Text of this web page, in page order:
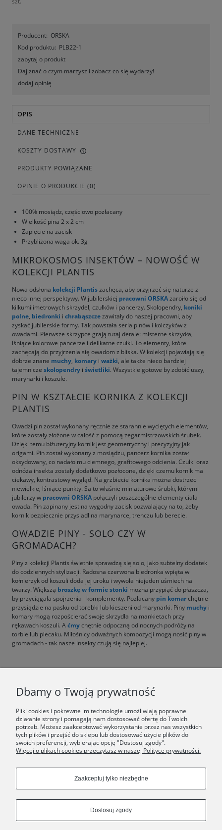
Producent: ORSKA
Kod produktu: PLB22-1
zapytaj o produkt
Daj znać o czym marzysz i zobacz co się wydarzy!
dodaj opinię
OPIS
DANE TECHNICZNE
KOSZTY DOSTAWY
PRODUKTY POWIĄZANE
OPINIE O PRODUKCIE (0)
100% mosiądz, częściowo pozłacany
Wielkość pina 2 x 2 cm
Zapięcie na zacisk
Przybliżona waga ok. 3g
MIKROKOSMOS INSEKTÓW – NOWOŚĆ W
KOLEKCJI PLANTIS
Nowa odsłona kolekcji Plantiszachęca, aby przyjrzeć się naturze z
nieco innej perspektywy. W jubilerskiej pracowni ORSKAzaroiło się od
kilkumilimetrowych skrzydeł, czułków i pancerzy. Skolopendry, koniki
polne, biedronki i chrabąszczezawitały do naszej pracowni, aby
zyskać jubilerskie formy. Tak powstała seria pinów i kolczyków z
owadami. Pierwsze skrzypce grają tutaj detale: misterne skrzydła,
lśniące kolorowe pancerze i delikatne czułki. To elementy, które
zachęcają do przyjrzenia się owadom z bliska. W kolekcji pojawiają się
dobrze znane muchy, komary i ważki, ale także nieco bardziej
tajemnicze skolopendry i świetliki. Wszystkie gotowe by zdobić uszy,
marynarki i koszule.
PIN W KSZTAŁCIE KORNIKA Z KOLEKCJI
PLANTIS
Owadzi pin został wykonany ręcznie ze starannie wyciętych elementów,
które zostały złożone w całość z pomocą zegarmistrzowskich śrubek.
Dzięki temu biżuteryjny kornik jest geometryczny i precyzyjny jak
origami. Pin został wykonany z mosiądzu, pancerz kornika został
oksydowany, co nadało mu ciemnego, grafitowego odcienia. Czułki oraz
odnóża insekta zostały dodatkowo pozłocone, dzięki czemu kornik ma
ciekawy, kontrastowy wygląd. Na grzbiecie kornika można dostrzec
niewielkie, lśniące punkty. Są to właśnie miniaturowe śrubki, którymi
jubilerzy w pracowni ORSKA połączyli poszczególne elementy ciała
owada. Pin zapinany jest na wygodny zacisk pozwalający na to, żeby
kornik bezpiecznie przysiadł na marynarce, trenczu lub berecie.
OWADZIE PINY - SOLO CZY W
GROMADACH?
Piny z kolekcji Plantis świetnie sprawdzą się solo, jako subtelny dodatek
do codziennych stylizacji. Radosna czerwona biedronka wpięta w
kołnierzyk od koszuli doda jej uroku i wywoła niejeden uśmiech na
twarzy. Większą broszkę w formie stonki można przypiąć do płaszcza,
by przyciągała spojrzenia i komplementy. Pozłacany pin komarchętnie
przysiądzie na pasku od torebki lub kieszeni od marynarki. Piny muchy i
komary mogą rozpościerać swoje skrzydła na mankietach przy
rękawach koszuli. Aćmychętnie odpoczną od nocnych podróży na
torbie lub plecaku. Miłośnicy odważnych kompozycji mogą nosić piny w
gromadach - tak nasze insekty czują się najlepiej.
ŚWIAT ORSKA
Dołącz do nas:
Copyrights © 2024 - ORSKA
Dbamy o Twoją prywatność
Pliki cookies i pokrewne im technologie umożliwiają poprawne
działanie strony i pomagają nam dostosować ofertę do Twoich
potrzeb. Możesz zaakceptować wykorzystanie przez nas wszystkich
tych plików i przejść do sklepu lub dostosować użycie plików do
swoich preferencji, wybierając opcję "Dostosuj zgody".
Więcej o plikach cookies przeczytasz w naszej Polityce prywatności.
Zaakceptuj tylko niezbędne
Dostosuj zgody